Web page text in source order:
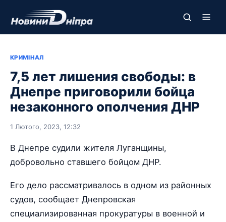
КРИМІНАЛ
7,5 лет лишения свободы: в
Днепре приговорили бойца
незаконного ополчения ДНР
1 Лютого, 2023, 12:32
В Днепре судили жителя Луганщины,
добровольно ставшего бойцом ДНР.
Его дело рассматривалось в одном из районных
судов, сообщает Днепровская
специализированная прокуратуры в военной и